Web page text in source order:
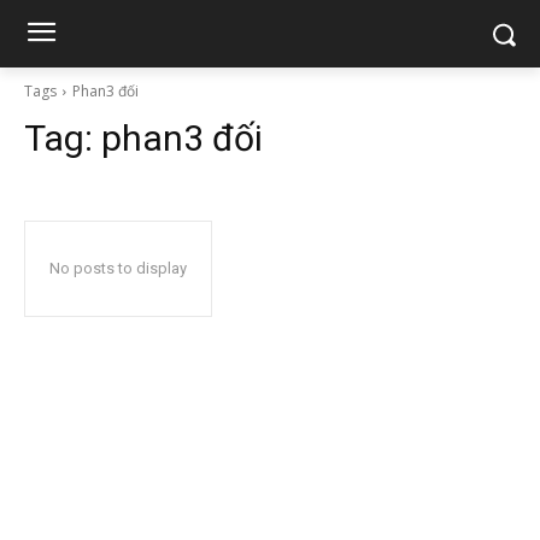
Tags Phan3 đối
Tag: phan3 đối
No posts to display